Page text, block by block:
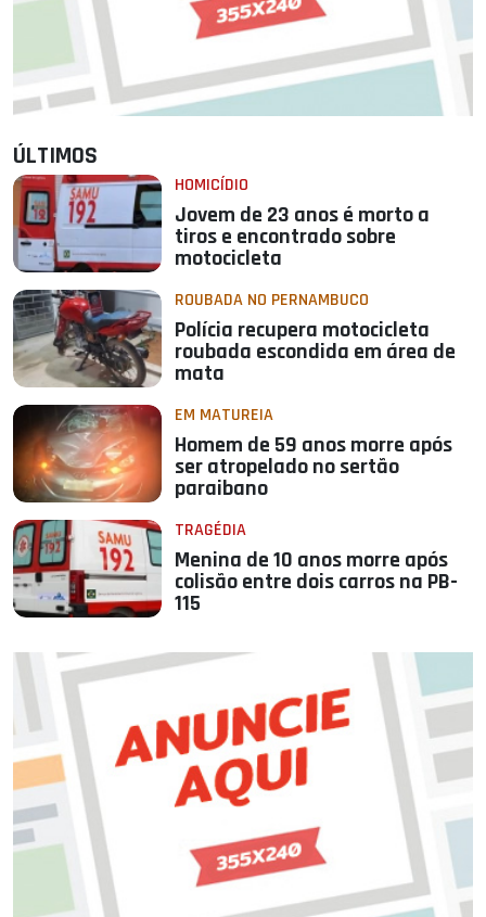
ÚLTIMOS
HOMICÍDIO
Jovem de 23 anos é morto a
tiros e encontrado sobre
motocicleta
ROUBADA NO PERNAMBUCO
Polícia recupera motocicleta
roubada escondida em área de
mata
EM MATUREIA
Homem de 59 anos morre após
ser atropelado no sertão
paraibano
TRAGÉDIA
Menina de 10 anos morre após
colisão entre dois carros na PB-
115